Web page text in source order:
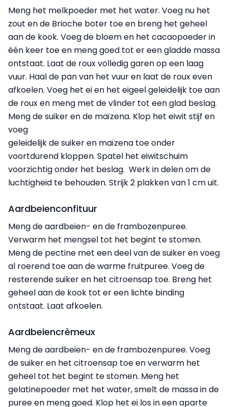
Meng het melkpoeder met het water. Voeg nu het
zout en de Brioche boter toe en breng het geheel
aan de kook. Voeg de bloem en het cacaopoeder in
één keer toe en meng goed tot er een gladde massa
ontstaat. Laat de roux volledig garen op een laag
vuur. Haal de pan van het vuur en laat de roux even
afkoelen. Voeg het ei en het eigeel geleidelijk toe aan
de roux en meng met de vlinder tot een glad beslag.
Meng de suiker en de maïzena. Klop het eiwit stijf en
voeg
geleidelijk de suiker en maïzena toe onder
voortdurend kloppen. Spatel het eiwitschuim
voorzichtig onder het beslag. Werk in delen om de
luchtigheid te behouden. Strijk 2 plakken van 1 cm uit.
Aardbeienconfituur
Meng de aardbeien- en de frambozenpuree.
Verwarm het mengsel tot het begint te stomen.
Meng de pectine met een deel van de suiker en voeg
al roerend toe aan de warme fruitpuree. Voeg de
resterende suiker en het citroensap toe. Breng het
geheel aan de kook tot er een lichte binding
ontstaat. Laat afkoelen.
Aardbeiencrèmeux
Meng de aardbeien- en de frambozenpuree. Voeg
de suiker en het citroensap toe en verwarm het
geheel tot het begint te stomen. Meng het
gelatinepoeder met het water, smelt de massa in de
puree en meng goed. Klop het ei los in een aparte